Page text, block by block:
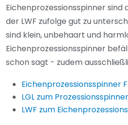
Eichenprozessionsspinner
der LWF zufolge gut zu
sind klein, unbehaart und
Eichenprozessionsspinner
schon sagt - zudem
Eichenprozessionsspinner
LGL zum Prozessionsspinner
LWF zum